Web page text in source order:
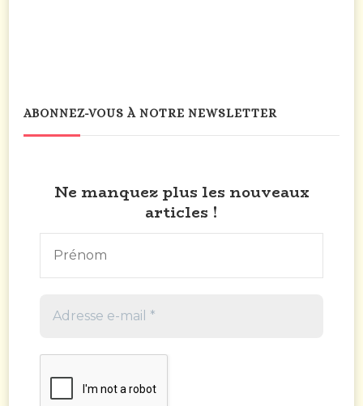
ABONNEZ-VOUS À NOTRE NEWSLETTER
Ne manquez plus les nouveaux
articles !